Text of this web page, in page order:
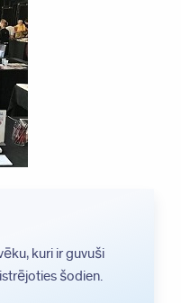
kuri ir guvuši
šodien.